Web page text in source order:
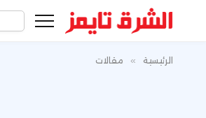
الرئيسية » مقالات